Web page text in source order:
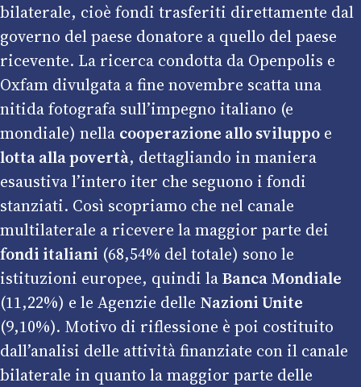
bilaterale, cioè fondi trasferiti direttamente dal
governo del paese donatore a quello del paese
ricevente. La ricerca condotta da Openpolis e
Oxfam divulgata a fine novembre scatta una
nitida fotografa sull’impegno italiano (e
mondiale) nella cooperazione allo sviluppo e
lotta alla povertà, dettagliando in maniera
esaustiva l’intero iter che seguono i fondi
stanziati. Così scopriamo che nel canale
multilaterale a ricevere la maggior parte dei
fondi italiani (68,54% del totale) sono le
istituzioni europee, quindi laBanca Mondiale
(11,22%) e le Agenzie delle Nazioni Unite
(9,10%). Motivo di riflessione è poi costituito
dall’analisi delle attività finanziate con il canale
bilaterale in quanto la maggior parte delle